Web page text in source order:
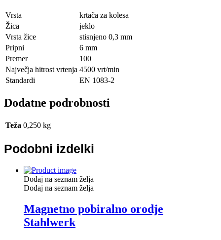
Vrsta
krtača za kolesa
Žica
jeklo
Vrsta žice
stisnjeno 0,3 mm
Pripni
6 mm
Premer
100
Največja hitrost vrtenja 4500 vrt/min
Standardi
EN 1083-2
Dodatne podrobnosti
Teža 0,250 kg
Podobni izdelki
Dodaj na seznam želja
Dodaj na seznam želja
Magnetno pobiralno orodje
Stahlwerk